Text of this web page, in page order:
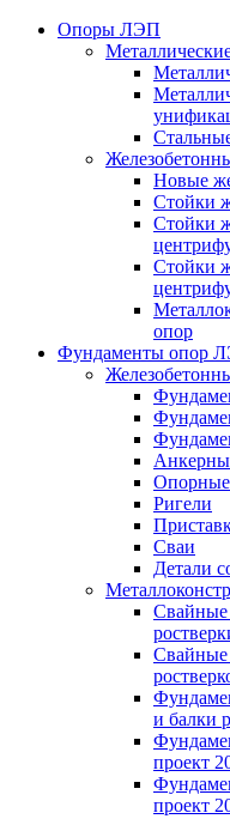
Опоры ЛЭП
Новые
Стойки
Стойки
Стойки
опор
Фундаменты опор
Ригели
Сваи
Детали
Свайные
и балки
проект
проект